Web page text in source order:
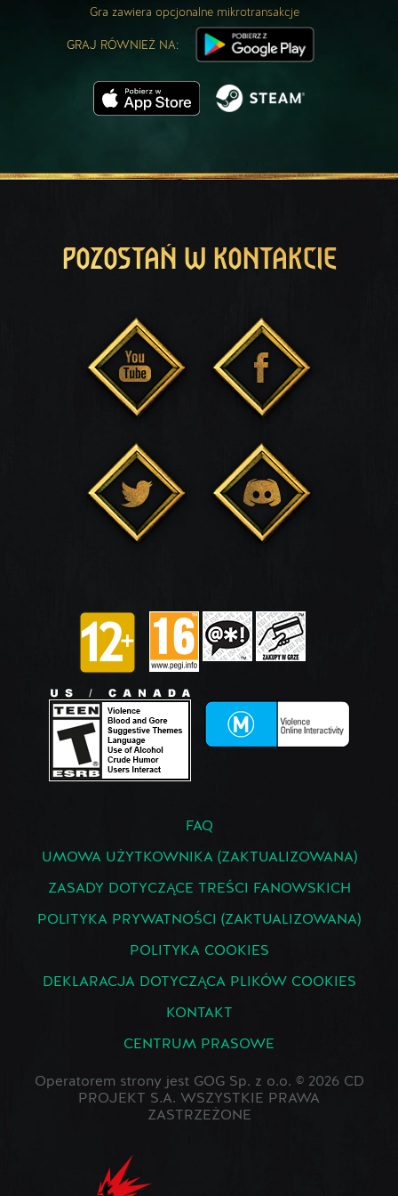
Gra zawiera opcjonalne mikrotransakcje
GRAJ RÓWNIEŻ NA:
POZOSTAŃ W KONTAKCIE
FAQ
UMOWA UŻYTKOWNIKA (ZAKTUALIZOWANA)
ZASADY DOTYCZĄCE TREŚCI FANOWSKICH
POLITYKA PRYWATNOŚCI (ZAKTUALIZOWANA)
POLITYKA COOKIES
DEKLARACJA DOTYCZĄCA PLIKÓW COOKIES
KONTAKT
CENTRUM PRASOWE
Operatorem strony jest GOG Sp. z o.o. © 2026 CD
PROJEKT S.A. WSZYSTKIE PRAWA
ZASTRZEŻONE